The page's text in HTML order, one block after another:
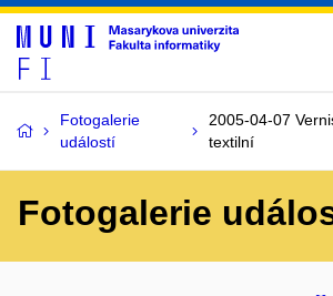
Fotogalerie
událostí
2005-04-07
textilní
Fotogalerie